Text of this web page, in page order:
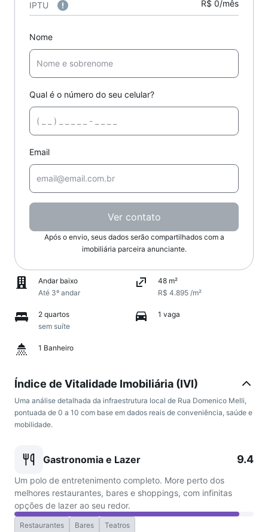
IPTU R$ 0/mês
Nome
Qual é o número do seu celular?
Email
Ver contato
Após o envio, seus dados serão compartilhados com a
imobiliária parceira anunciante.
Andar baixo
Até 3º andar
48 m²
R$ 4.895 /m²
2 quartos
sem suíte
1 vaga
1 Banheiro
Índice de Vitalidade Imobiliária (IVI)
Uma análise detalhada da infraestrutura local de Rua Domenico Melli,
pontuada de 0 a 10 com base em dados reais de conveniência, saúde e
mobilidade.
Gastronomia e Lazer 9.4
Um polo de entretenimento completo. More perto dos
melhores restaurantes, bares e shoppings, com infinitas
opções de lazer ao seu redor.
Restaurantes Bares Teatros